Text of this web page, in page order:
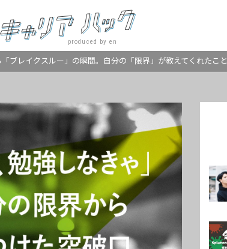
produced by en
ブレイクスルー」の瞬間。自分の「限界」が教えてくれたこと